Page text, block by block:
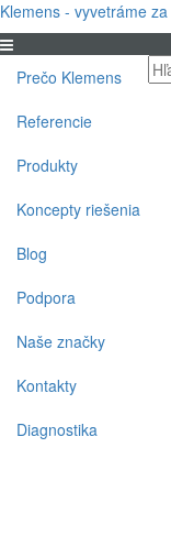
Klemens - vyvetráme
Prečo Klemens
Referencie
Produkty
Koncepty riešenia
Blog
Podpora
Naše značky
Kontakty
Diagnostika